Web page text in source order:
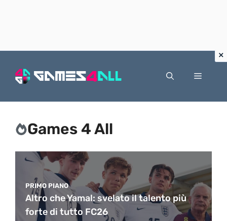
Menu
Games 4 All
PRIMO PIANO
Altro che Yamal: svelato il talento più
forte di tutto FC26